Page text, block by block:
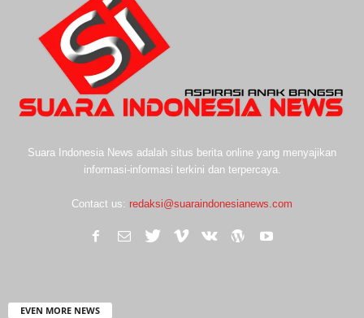
Suara Indonesia News adalah situs berita online yang menyajikan
informasi-informasi terkini dan terpercaya.
Contact us: redaksi@suaraindonesianews.com
EVEN MORE NEWS